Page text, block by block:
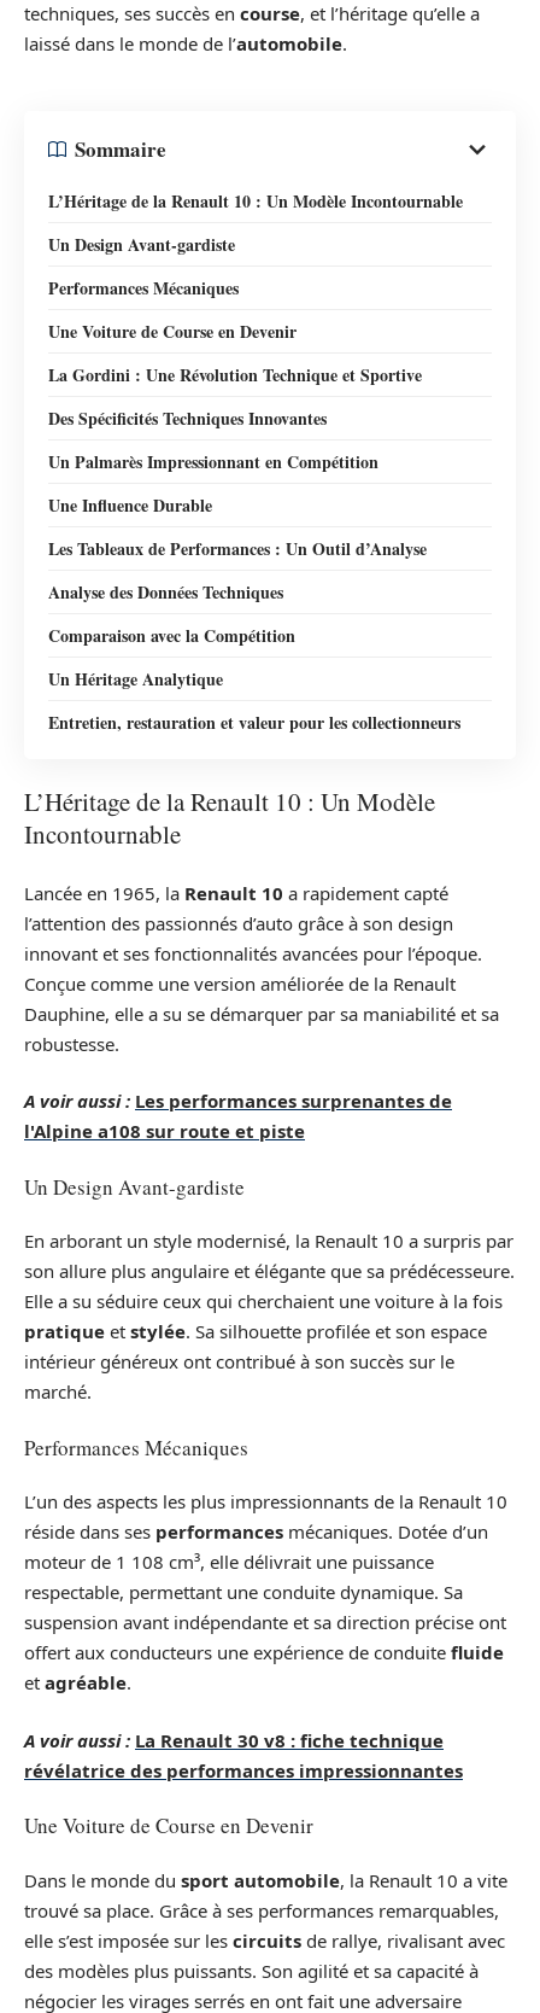
techniques, ses succès en course, et l’héritage qu’elle a
laissé dans le monde de l’automobile.
Sommaire
L’Héritage de la Renault 10 : Un Modèle Incontournable
Un Design Avant-gardiste
Performances Mécaniques
Une Voiture de Course en Devenir
La Gordini : Une Révolution Technique et Sportive
Des Spécificités Techniques Innovantes
Un Palmarès Impressionnant en Compétition
Une Influence Durable
Les Tableaux de Performances : Un Outil d’Analyse
Analyse des Données Techniques
Comparaison avec la Compétition
Un Héritage Analytique
Entretien, restauration et valeur pour les collectionneurs
L’Héritage de la Renault 10 : Un Modèle
Incontournable
Lancée en 1965, la Renault 10 a rapidement capté
l’attention des passionnés d’auto grâce à son design
innovant et ses fonctionnalités avancées pour l’époque.
Conçue comme une version améliorée de la Renault
Dauphine, elle a su se démarquer par sa maniabilité et sa
robustesse.
A voir aussi : Les performances surprenantes de
l'Alpine a108 sur route et piste
Un Design Avant-gardiste
En arborant un style modernisé, la Renault 10 a surpris par
son allure plus angulaire et élégante que sa prédécesseure.
Elle a su séduire ceux qui cherchaient une voiture à la fois
pratique et stylée. Sa silhouette profilée et son espace
intérieur généreux ont contribué à son succès sur le
marché.
Performances Mécaniques
L’un des aspects les plus impressionnants de la Renault 10
réside dans ses performances mécaniques. Dotée d’un
moteur de 1 108 cm³, elle délivrait une puissance
respectable, permettant une conduite dynamique. Sa
suspension avant indépendante et sa direction précise ont
offert aux conducteurs une expérience de conduite fluide
et agréable.
A voir aussi : La Renault 30 v8 : fiche technique
révélatrice des performances impressionnantes
Une Voiture de Course en Devenir
Dans le monde du sport automobile, la Renault 10 a vite
trouvé sa place. Grâce à ses performances remarquables,
elle s’est imposée sur les circuits de rallye, rivalisant avec
des modèles plus puissants. Son agilité et sa capacité à
négocier les virages serrés en ont fait une adversaire